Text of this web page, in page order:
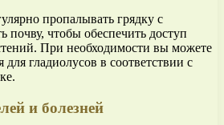
пропалывать грядку с
почву, чтобы обеспечить доступ
При необходимости вы можете
для гладиолусов в соответствии с
и болезней